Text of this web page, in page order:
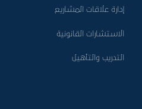
إدارة علاقات المشاريع
الاستشارات القانونية
التدريب والتأهيل